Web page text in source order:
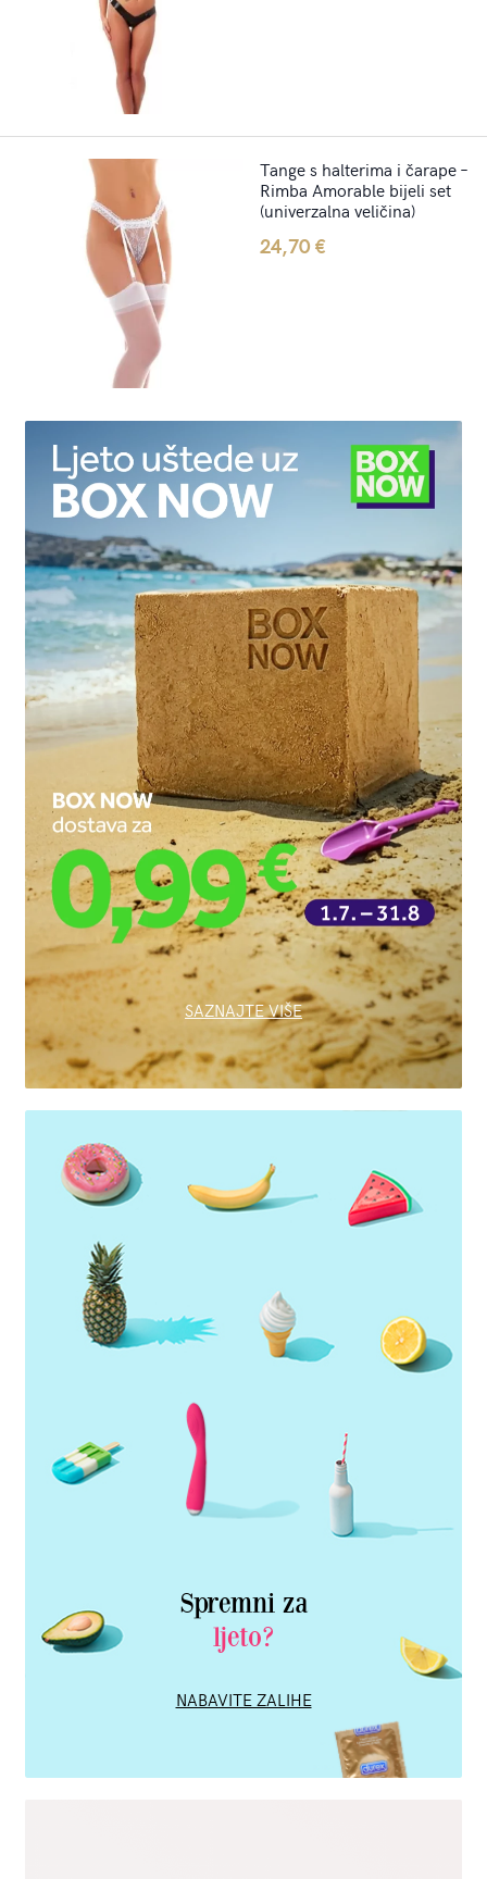
Tange s halterima i čarape –
Rimba Amorable bijeli set
(univerzalna veličina)
24,70€
SAZNAJTE VIŠE
Spremni za
ljeto?
NABAVITE ZALIHE